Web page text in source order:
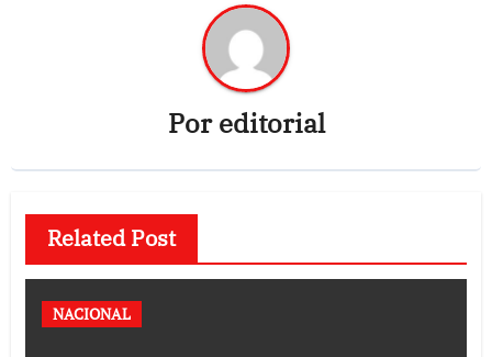
Poreditorial
Related Post
NACIONAL